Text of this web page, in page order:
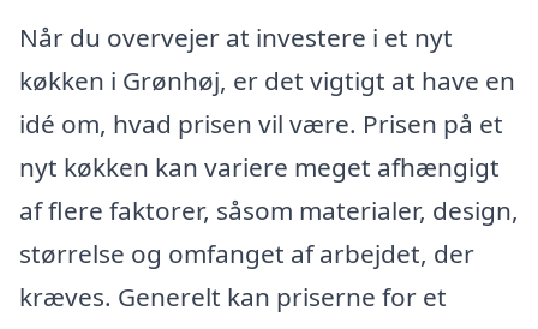
Når du overvejer at investere i et nyt
køkken i Grønhøj, er det vigtigt at have en
idé om, hvad prisen vil være. Prisen på et
nyt køkken kan variere meget afhængigt
af flere faktorer, såsom materialer, design,
størrelse og omfanget af arbejdet, der
kræves. Generelt kan priserne for et